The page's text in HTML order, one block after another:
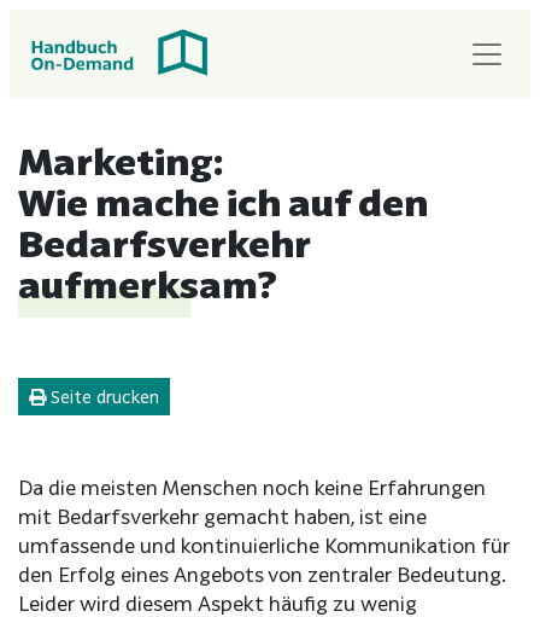
Marketing:
Wie mache ich auf den
Bedarfsverkehr
aufmerksam?
Seite drucken
Da die meisten Menschen noch keine Erfahrungen
mit Bedarfsverkehr gemacht haben, ist eine
umfassende und kontinuierliche Kommunikation für
den Erfolg eines Angebots von zentraler Bedeutung.
Leider wird diesem Aspekt häufig zu wenig